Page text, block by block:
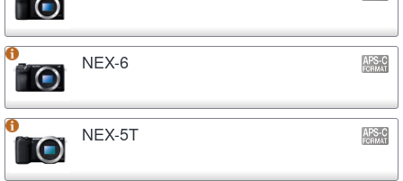
NEX-6
NEX-5T